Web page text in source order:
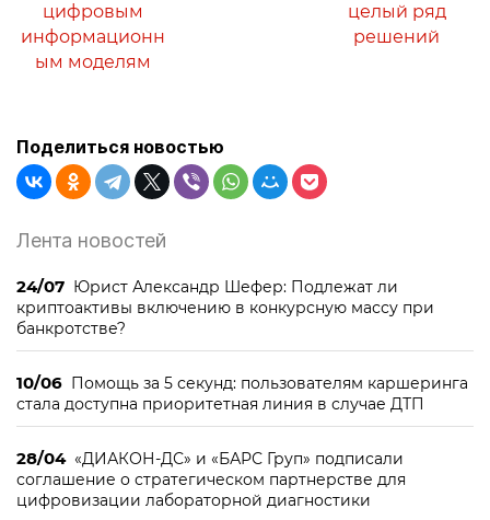
цифровым
информационн
ым моделям
целый ряд
решений
Поделиться новостью
Лента новостей
24/07 Юрист Александр Шефер: Подлежат ли
криптоактивы включению в конкурсную массу при
банкротстве?
10/06 Помощь за 5 секунд: пользователям каршеринга
стала доступна приоритетная линия в случае ДТП
28/04 «ДИАКОН-ДС» и «БАРС Груп» подписали
соглашение о стратегическом партнерстве для
цифровизации лабораторной диагностики